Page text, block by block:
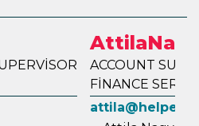
Attila
ACCOUNT
FINANCE